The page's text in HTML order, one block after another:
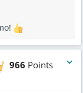
also to unregistered users
966 Points